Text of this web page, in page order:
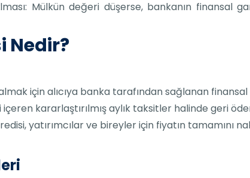
Mülkün değeri düşerse, bankanın finansal
Nedir?
için alıcıya banka tarafından sağlanan
kararlaştırılmış aylık taksitler halinde geri
yatırımcılar ve bireyler için fiyatın